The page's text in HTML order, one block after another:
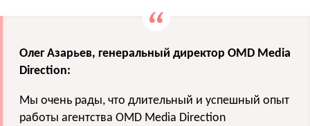
Олег Азарьев, генеральный директор OMD Media
Direction:
Мы очень рады, что длительный и успешный опыт
работы агентства OMD Media Direction